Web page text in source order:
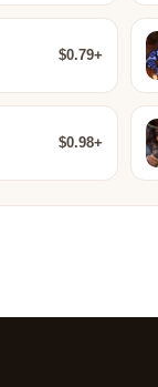
$0.79+
$0.98+